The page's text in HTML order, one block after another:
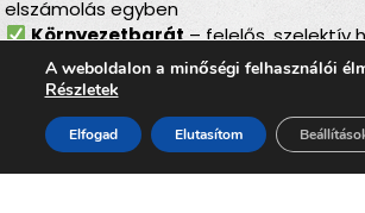
elszámolás egyben
Környezetbarát– felelős, szelektív
Gyors és megbízható– minden
várakozás nélkül
Lomtalanítás
Magyaregres–
A weboldalon a minőségi felhasználói
Részletek
Elfogad Elutasítom